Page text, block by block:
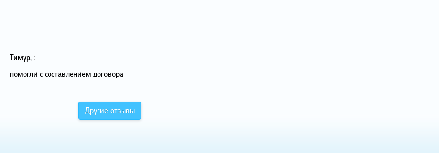
Тимур, :
помогли с составлением договора
Другие отзывы